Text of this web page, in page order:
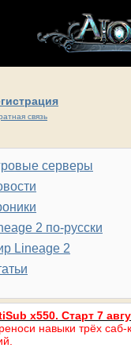
связь
серверы
2 по-русски
Lineage 2
x550. Старт 7
навыки трёх саб-